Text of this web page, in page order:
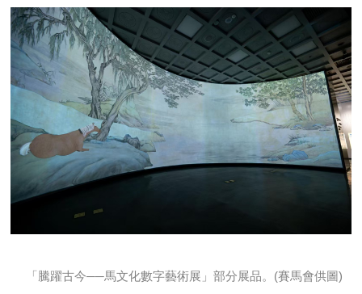
「騰躍古今──馬文化數字藝術展」部分展品。(賽馬會供圖)